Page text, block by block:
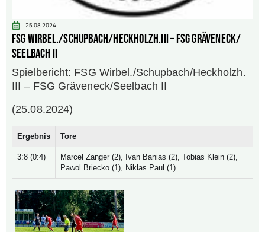
25.08.2024
FSG Wirbel./Schupbach/Heckholzh.III – FSG Gräveneck/
Seelbach II
Spielbericht: FSG Wirbel./Schupbach/Heckholzh.
III – FSG Gräveneck/Seelbach II
(25.08.2024)
Ergebnis Tore
3:8 (0:4)
Marcel Zanger (2), Ivan Banias (2), Tobias Klein (2),
Pawol Briecko (1), Niklas Paul (1)